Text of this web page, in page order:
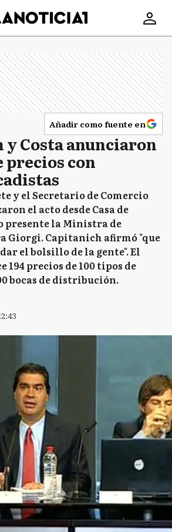
Añadir como fuente en
Costa anunciaron
precios con
y el Secretario de Comercio
el acto desde Casa de
presente la Ministra de
Giorgi. Capitanich afirmó "que
el bolsillo de la gente". El
194 precios de 100 tipos de
bocas de distribución.